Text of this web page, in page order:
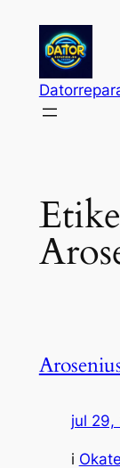
innehåll
jul 29,
i